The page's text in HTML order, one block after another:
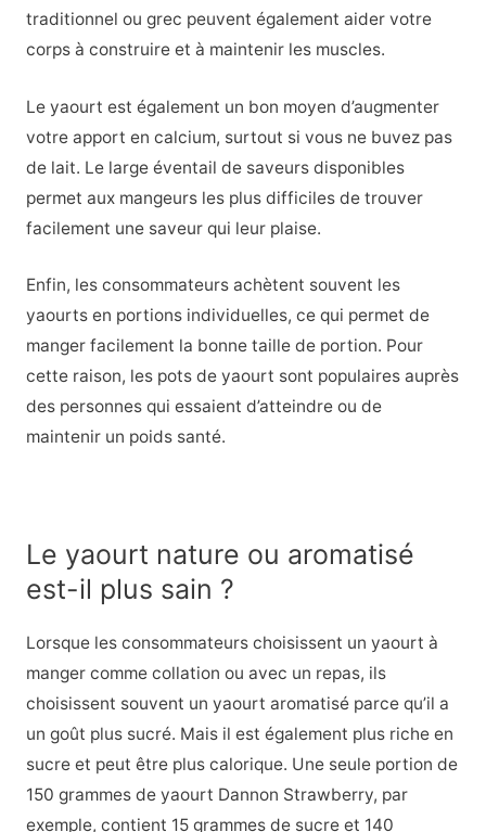
traditionnel ou grec peuvent également aider votre
corps à construire et à maintenir les muscles.
Le yaourt est également un bon moyen d’augmenter
votre apport en calcium, surtout si vous ne buvez pas
de lait. Le large éventail de saveurs disponibles
permet aux mangeurs les plus difficiles de trouver
facilement une saveur qui leur plaise.
Enfin, les consommateurs achètent souvent les
yaourts en portions individuelles, ce qui permet de
manger facilement la bonne taille de portion. Pour
cette raison, les pots de yaourt sont populaires auprès
des personnes qui essaient d’atteindre ou de
maintenir un poids santé.
Le yaourt nature ou aromatisé
est-il plus sain ?
Lorsque les consommateurs choisissent un yaourt à
manger comme collation ou avec un repas, ils
choisissent souvent un yaourt aromatisé parce qu’il a
un goût plus sucré. Mais il est également plus riche en
sucre et peut être plus calorique. Une seule portion de
150 grammes de yaourt Dannon Strawberry, par
exemple, contient 15 grammes de sucre et 140